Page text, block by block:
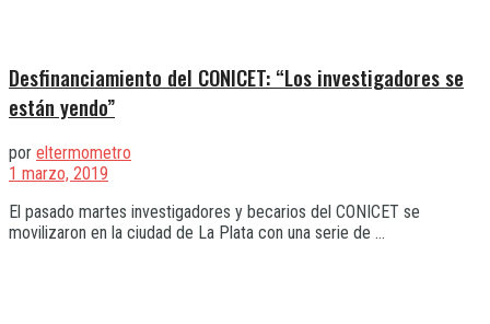
Desfinanciamiento del CONICET: “Los investigadores se
están yendo”
por eltermometro
1 marzo, 2019
El pasado martes investigadores y becarios del CONICET se
movilizaron en la ciudad de La Plata con una serie de ...